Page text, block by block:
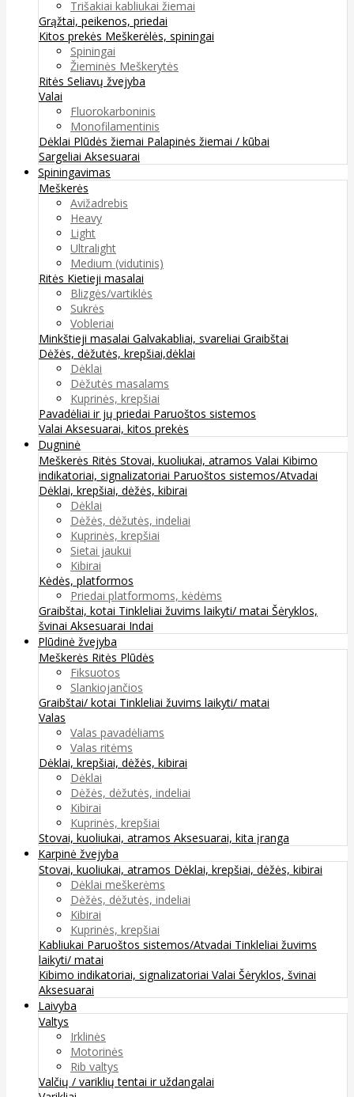
Trišakiai kabliukai žiemai
Grąžtai, peikenos, priedai
Kitos prekės Meškerėlės, spiningai
Spiningai
Žieminės Meškerytės
Ritės Seliavų žvejyba
Valai
Fluorokarboninis
Monofilamentinis
Dėklai Plūdės žiemai Palapinės žiemai / kūbai
Sargeliai Aksesuarai
Spiningavimas
Meškerės
Avižadrebis
Heavy
Light
Ultralight
Medium (vidutinis)
Ritės Kietieji masalai
Blizgės/vartiklės
Sukrės
Vobleriai
Minkštieji masalai Galvakabliai, svareliai Graibštai
Dėžės, dėžutės, krepšiai,dėklai
Dėklai
Dėžutės masalams
Kuprinės, krepšiai
Pavadėliai ir jų priedai Paruoštos sistemos
Valai Aksesuarai, kitos prekės
Dugninė
Meškerės Ritės Stovai, kuoliukai, atramos Valai Kibimo
indikatoriai, signalizatoriai Paruoštos sistemos/Atvadai
Dėklai, krepšiai, dėžės, kibirai
Dėklai
Dėžės, dėžutės, indeliai
Kuprinės, krepšiai
Sietai jaukui
Kibirai
Kėdės, platformos
Priedai platformoms, kėdėms
Graibštai, kotai Tinkleliai žuvims laikyti/ matai Šėryklos,
švinai Aksesuarai Indai
Plūdinė žvejyba
Meškerės Ritės Plūdės
Fiksuotos
Slankiojančios
Graibštai/ kotai Tinkleliai žuvims laikyti/ matai
Valas
Valas pavadėliams
Valas ritėms
Dėklai, krepšiai, dėžės, kibirai
Dėklai
Dėžės, dėžutės, indeliai
Kibirai
Kuprinės, krepšiai
Stovai, kuoliukai, atramos Aksesuarai, kita įranga
Karpinė žvejyba
Stovai, kuoliukai, atramos Dėklai, krepšiai, dėžės, kibirai
Dėklai meškerėms
Dėžės, dėžutės, indeliai
Kibirai
Kuprinės, krepšiai
Kabliukai Paruoštos sistemos/Atvadai Tinkleliai žuvims
laikyti/ matai
Kibimo indikatoriai, signalizatoriai Valai Šėryklos, švinai
Aksesuarai
Laivyba
Valtys
Irklinės
Motorinės
Rib valtys
Valčių / variklių tentai ir uždangalai